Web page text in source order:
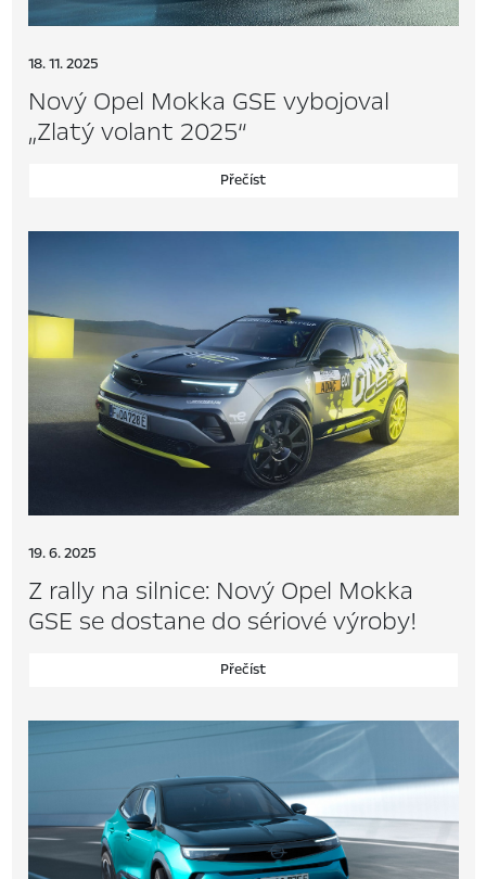
18. 11. 2025
Nový Opel Mokka GSE vybojoval
„Zlatý volant 2025“
Přečíst
19. 6. 2025
Z rally na silnice: Nový Opel Mokka
GSE se dostane do sériové výroby!
Přečíst